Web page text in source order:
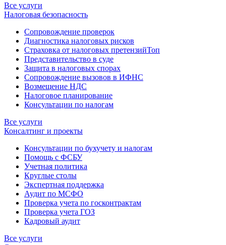
Все услуги
Налоговая безопасность
Сопровождение проверок
Диагностика налоговых рисков
Страховка от налоговых претензийТоп
Представительство в суде
Защита в налоговых спорах
Сопровождение вызовов в ИФНС
Возмещение НДС
Налоговое планирование
Консультации по налогам
Все услуги
Консалтинг и проекты
Консультации по бухучету и налогам
Помощь с ФСБУ
Учетная политика
Круглые столы
Экспертная поддержка
Аудит по МСФО
Проверка учета по госконтрактам
Проверка учета ГОЗ
Кадровый аудит
Все услуги